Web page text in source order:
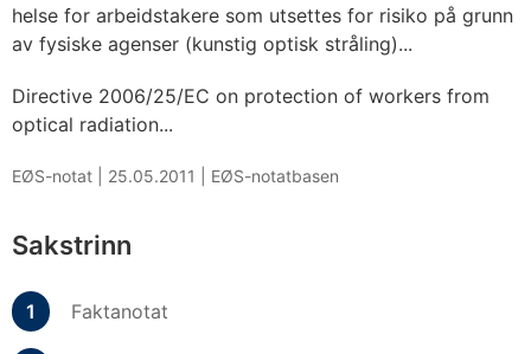
helse for arbeidstakere som utsettes for risiko på grunn
av fysiske agenser (kunstig optisk stråling)...
Directive 2006/25/EC on protection of workers from
optical radiation...
EØS-notat | 25.05.2011 EØS-notatbasen
Sakstrinn
Faktanotat